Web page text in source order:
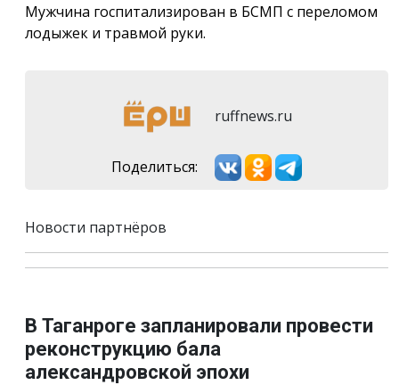
Мужчина госпитализирован в БСМП с переломом
лодыжек и травмой руки.
ruffnews.ru
Поделиться:
Новости партнёров
В Таганроге запланировали провести
реконструкцию бала
александровской эпохи